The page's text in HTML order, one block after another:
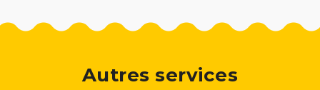
Autres services